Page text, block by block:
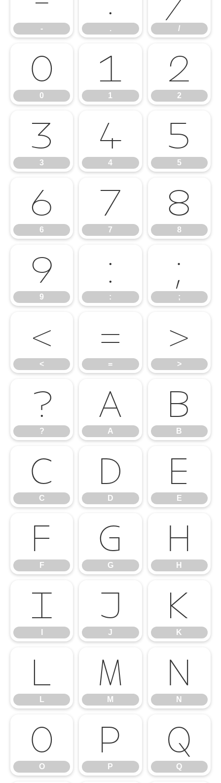
- . /
0
0
1
1
2
2
3
3
4
4
5
5
6
6
7
7
8
8
9
9
:
:
;
;
<
<
=
=
>
>
?
?
A
A
B
B
C
C
D
D
E
E
F
F
G
G
H
H
I J
J
K
K
L
L
M
M
N
N
O
O
P
P
Q
Q